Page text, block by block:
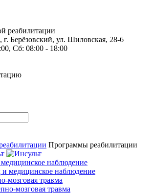
реабилитации
г. Берёзовский, ул. Шиловская, 28-6
Сб: 08:00 - 18:00
Программы реабилитации
наблюдение
мозговая травма